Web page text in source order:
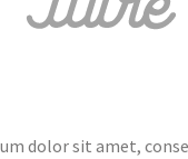
dolor sit amet,